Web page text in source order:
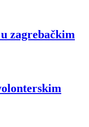
zagrebačkim